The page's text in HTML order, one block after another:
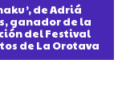
de Adriá
ganador de la
del Festival
de La Orotava